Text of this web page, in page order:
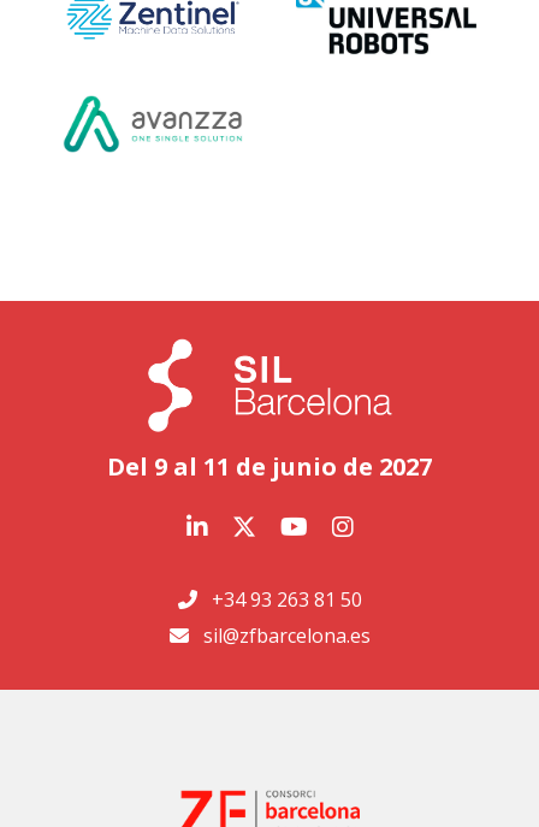
Del 9 al 11 de junio de 2027
+34 93 263 81 50
sil@zfbarcelona.es